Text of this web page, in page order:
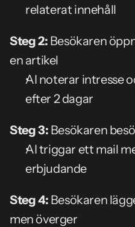
relaterat innehåll
Steg 2: Besökaren
en artikel
AI noterar intresse
efter 2 dagar
Steg 3: Besökaren
AI triggar ett mail
erbjudande
Steg 4: Besökaren
men överger